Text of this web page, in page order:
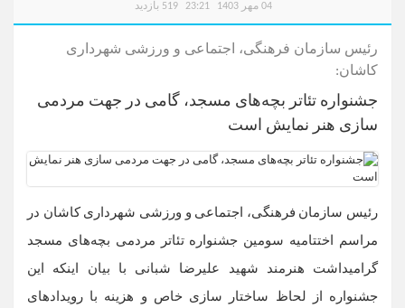
04 مهر 1403 23:21 519 بازدید
رئیس سازمان فرهنگی، اجتماعی و ورزشی شهرداری
کاشان:
جشنواره تئاتر بچه‌های مسجد، گامی در جهت مردمی
سازی هنر نمایش است
رئیس سازمان فرهنگی، اجتماعی و ورزشی شهرداری کاشان در
مراسم اختتامیه سومین جشنواره تئاتر مردمی بچه‌های مسجد
گرامیداشت هنرمند شهید علیرضا شبانی با بیان اینکه این
جشنواره از لحاظ ساختار سازی خاص و هزینه با رویدادهای